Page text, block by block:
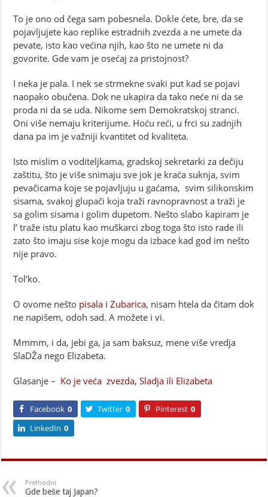
To je ono od čega sam pobesnela. Dokle ćete, bre, da se
pojavljujete kao replike estradnih zvezda a ne umete da
pevate, isto kao većina njih, kao što ne umete ni da
govorite. Gde vam je osećaj za pristojnost?
I neka je pala. I nek se strmekne svaki put kad se pojavi
naopako obučena. Dok ne ukapira da tako neće ni da se
proda ni da se uda. Nikome sem Demokratskoj stranci.
Oni više nemaju kriterijume. Hoću reći, u frci su zadnjih
dana pa im je važniji kvantitet od kvaliteta.
Isto mislim o voditeljkama, gradskoj sekretarki za dečiju
zaštitu, što je više snimaju sve jok je kraća suknja, svim
pevačicama koje se pojavljuju u gaćama, svim silikonskim
sisama, svakoj glupači koja traži ravnopravnost a traži je
sa golim sisama i golim dupetom. Nešto slabo kapiram je
l’ traže istu platu kao muškarci zbog toga što isto rade ili
zato što imaju sise koje mogu da izbace kad god im nešto
nije pravo.
Tol’ko.
O ovome nešto pisala i Zubarica, nisam htela da čitam dok
ne napišem, odoh sad. A možete i vi.
Mmmm, i da, jebi ga, ja sam baksuz, mene više vredja
SlaDŽa nego Elizabeta.
Glasanje – Ko je veća zvezda, Sladja ili Elizabeta
Facebook 0 Twitter 0 Pinterest 0
LinkedIn 0
Prethodni
Gde beše taj Japan?